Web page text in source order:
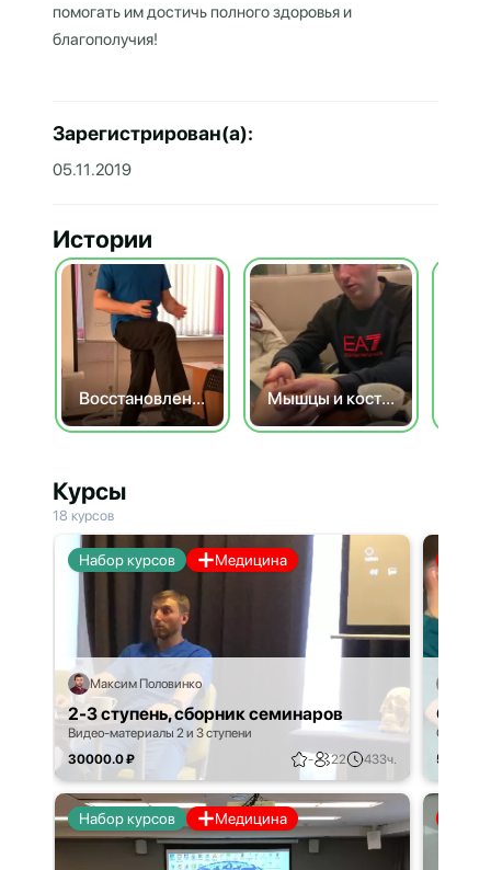
помогать им достичь полного здоровья и
благополучия!
Зарегистрирован(а):
05.11.2019
Истории
Восстановление после Мышцы и кости, краткий
Курсы
18 курсов
Набор курсов Медицина
Максим Половинко
2-3 ступень, сборник семинаров
Видео-материалы 2 и 3 ступени
30000.0 ₽
- 22 433ч.
Набор курсов Медицина
5000.0